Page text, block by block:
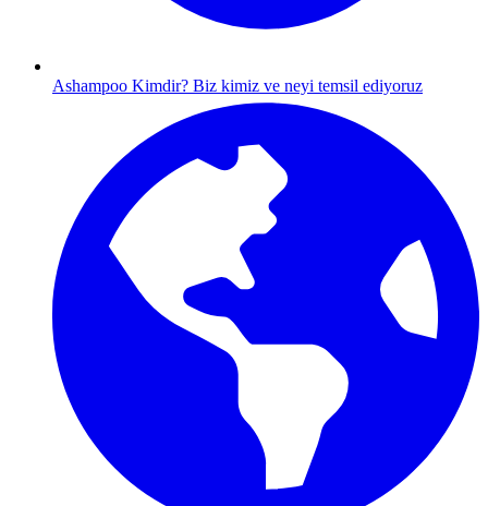
Ashampoo Kimdir? Biz kimiz ve neyi temsil ediyoruz